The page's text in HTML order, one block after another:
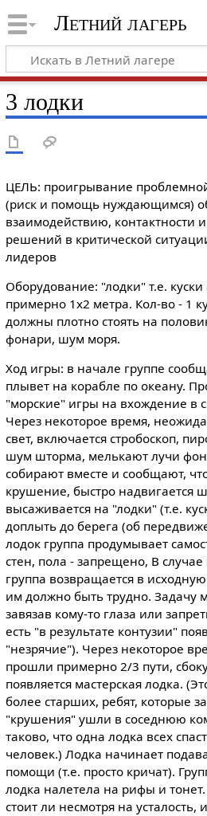
Летний лагерь
3 лодки
ЦЕЛЬ: проигрывание
(риск и помощь нуждающимся)
взаимодействию, контактности
решений в критической
лидеров
Оборудование: "лодки" т.е.
примерно 1х2 метра. Кол-во - 1
должны плотно стоять на
фонари, шум моря.
Ход игры: в начале группе
плывет на корабле по океану.
"морские" игры на вхождение в
Через некоторое время,
свет, включается стробоскоп,
шум шторма, мелькают лучи
собирают вместе и сообщают,
крушение, быстро надвигается
высаживается на "лодки" (т.е.
доплыть до берега (об
лодок группа продумывает
стен, пола - запрещено, В
группа возвращается в
им должно быть трудно. Задачу
завязав кому-то глаза или
есть "в результате контузии"
"незрячие"). Через некоторое
прошли примерно 2/3 пути,
появляется мастерская лодка.
более старших, ребят, которые
"крушения" ушли в соседнюю
таково, что одна лодка всех
человек.) Лодка начинает
помощи (т.е. просто кричат).
лодка налетела на рифы и
стоит ли несмотря на усталость,